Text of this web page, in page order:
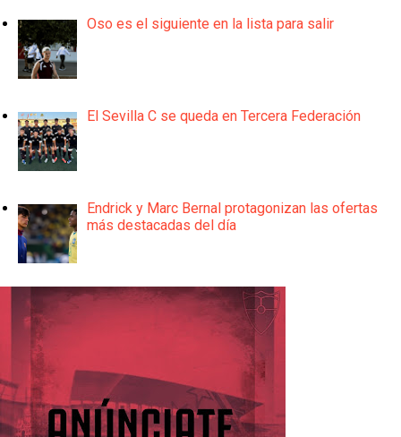
Oso es el siguiente en la lista para salir
El Sevilla C se queda en Tercera Federación
Endrick y Marc Bernal protagonizan las ofertas
más destacadas del día